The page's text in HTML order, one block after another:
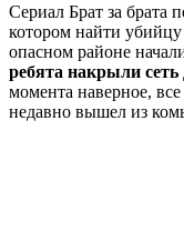
Сериал Брат за брата
котором найти
опасном районе
ребята накрыли сеть
момента наверное,
недавно вышел из